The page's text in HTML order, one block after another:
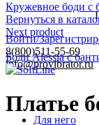
Войти/
8(800)511-55-69
info@provibrator.ru
Для него
Кружевное боди с
Вернуться в
Next product
Боди Alessia с
Платье